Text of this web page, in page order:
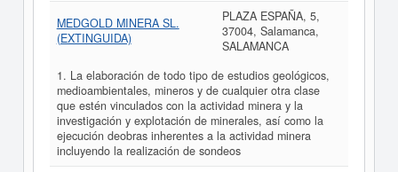
MEDGOLD MINERA SL.
(EXTINGUIDA)
PLAZA ESPAÑA, 5,
37004, Salamanca,
SALAMANCA
1. La elaboración de todo tipo de estudios geológicos,
medioambientales, mineros y de cualquier otra clase
que estén vinculados con la actividad minera y la
investigación y explotación de minerales, así como la
ejecución deobras inherentes a la actividad minera
incluyendo la realización de sondeos